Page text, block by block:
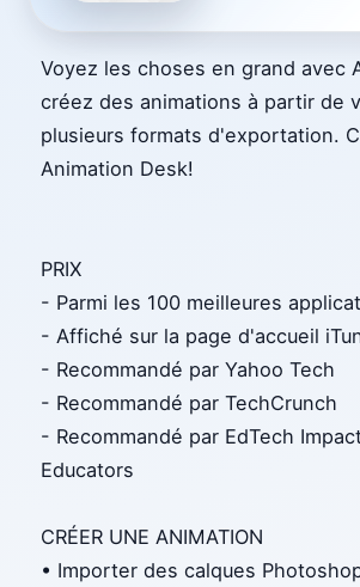
Voyez les choses en grand avec
créez des animations à partir de
plusieurs formats d'exportation.
Animation Desk!
PRIX
- Parmi les 100 meilleures
- Affiché sur la page d'accueil
- Recommandé par Yahoo Tech
- Recommandé par TechCrunch
- Recommandé par EdTech
Educators
CRÉER UNE ANIMATION
• Importer des calques